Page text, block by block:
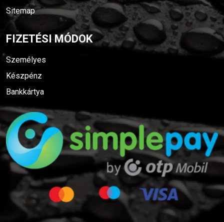
Sitemap
FIZETÉSI MÓDOK
Személyes
Készpénz
Bankkártya